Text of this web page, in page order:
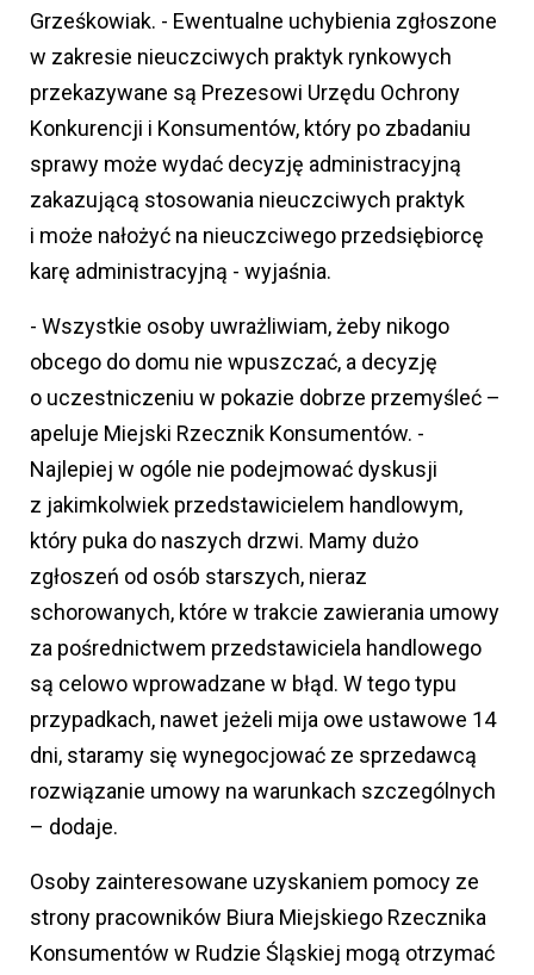
Grześkowiak. - Ewentualne uchybienia zgłoszone
w zakresie nieuczciwych praktyk rynkowych
przekazywane są Prezesowi Urzędu Ochrony
Konkurencji i Konsumentów, który po zbadaniu
sprawy może wydać decyzję administracyjną
zakazującą stosowania nieuczciwych praktyk
i może nałożyć na nieuczciwego przedsiębiorcę
karę administracyjną - wyjaśnia.
- Wszystkie osoby uwrażliwiam, żeby nikogo
obcego do domu nie wpuszczać, a decyzję
o uczestniczeniu w pokazie dobrze przemyśleć –
apeluje Miejski Rzecznik Konsumentów. -
Najlepiej w ogóle nie podejmować dyskusji
z jakimkolwiek przedstawicielem handlowym,
który puka do naszych drzwi. Mamy dużo
zgłoszeń od osób starszych, nieraz
schorowanych, które w trakcie zawierania umowy
za pośrednictwem przedstawiciela handlowego
są celowo wprowadzane w błąd. W tego typu
przypadkach, nawet jeżeli mija owe ustawowe 14
dni, staramy się wynegocjować ze sprzedawcą
rozwiązanie umowy na warunkach szczególnych
– dodaje.
Osoby zainteresowane uzyskaniem pomocy ze
strony pracowników Biura Miejskiego Rzecznika
Konsumentów w Rudzie Śląskiej mogą otrzymać